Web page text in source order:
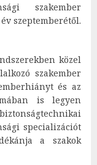
szakember
szeptemberétől.
közel
szakember
és az
is legyen
specializációt
a szakok